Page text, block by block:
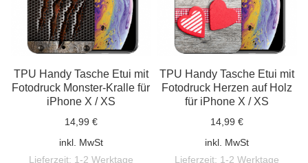
TPU Handy Tasche Etui mit
Fotodruck Monster-Kralle für
iPhone X / XS
14,99 €
inkl. MwSt
Lieferzeit: 1-2 Werktage
TPU Handy Tasche Etui mit
Fotodruck Herzen auf Holz
für iPhone X / XS
14,99 €
inkl. MwSt
Lieferzeit: 1-2 Werktage